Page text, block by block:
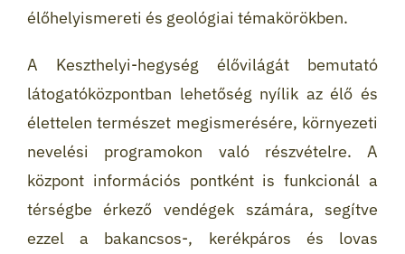
élőhelyismereti és geológiai témakörökben.
A Keszthelyi-hegység élővilágát bemutató
látogatóközpontban lehetőség nyílik az élő és
élettelen természet megismerésére, környezeti
nevelési programokon való részvételre. A
központ információs pontként is funkcionál a
térségbe érkező vendégek számára, segítve
ezzel a bakancsos-, kerékpáros és lovas